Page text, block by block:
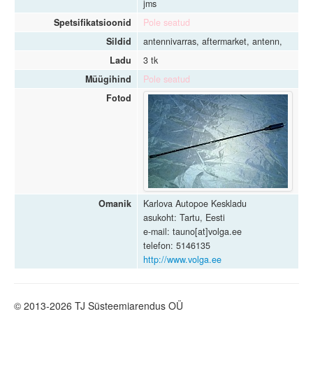
jms
Spetsifikatsioonid
Pole seatud
Sildid
antennivarras, aftermarket, antenn,
Ladu
3 tk
Müügihind
Pole seatud
Fotod
Omanik
Karlova Autopoe Keskladu
asukoht: Tartu, Eesti
e-mail: tauno[at]volga.ee
telefon: 5146135
http://www.volga.ee
© 2013-2026 TJ Süsteemiarendus OÜ